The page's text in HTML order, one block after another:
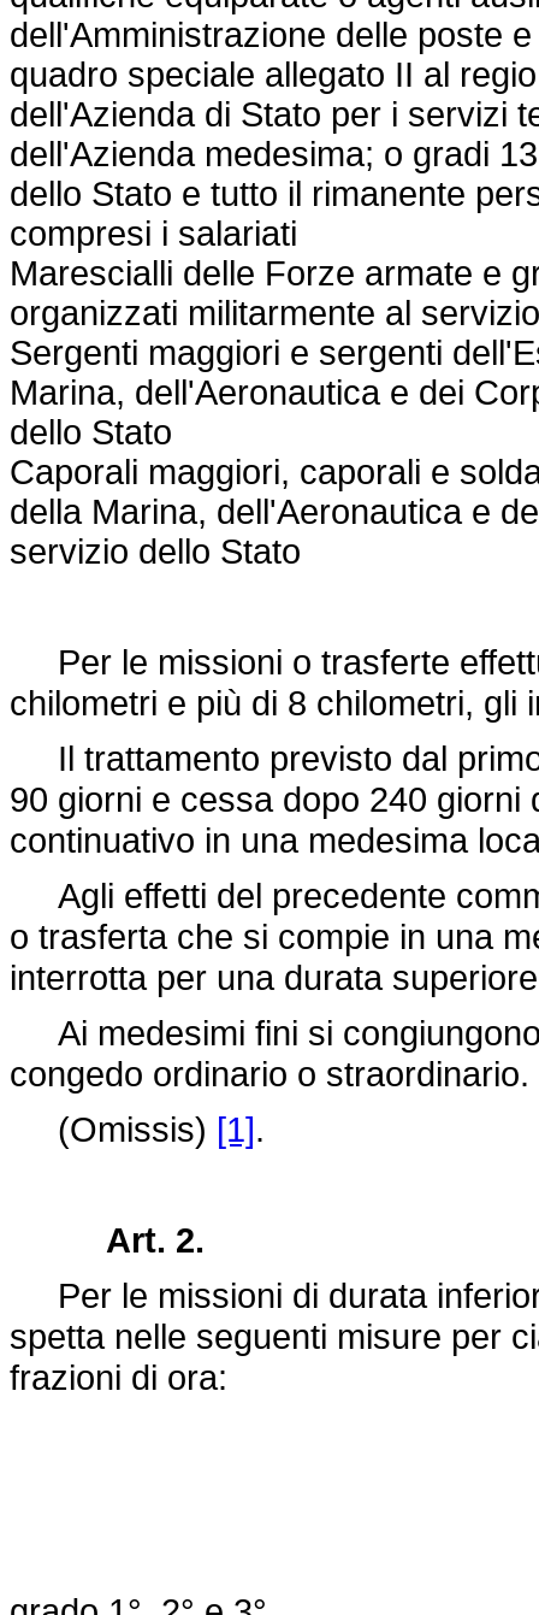
dell'Amministrazione delle poste
quadro speciale allegato II al
dell'Azienda di Stato per i servizi
dell'Azienda medesima; o gradi
dello Stato e tutto il rimanente
compresi i salariati
Marescialli delle Forze armate e
organizzati militarmente al
Sergenti maggiori e sergenti
Marina, dell'Aeronautica e dei
dello Stato
Caporali maggiori, caporali e
della Marina, dell'Aeronautica e
servizio dello Stato
Per le missioni o trasferte
chilometri e più di 8 chilometri, gli
Il trattamento previsto dal
90 giorni e cessa dopo 240
continuativo in una medesima
Agli effetti del precedente
o trasferta che si compie in una
interrotta per una durata
Ai medesimi fini si
congedo ordinario o straordinario.
(Omissis) [1].
Art. 2.
Per le missioni di durata
spetta nelle seguenti misure per
frazioni di ora: